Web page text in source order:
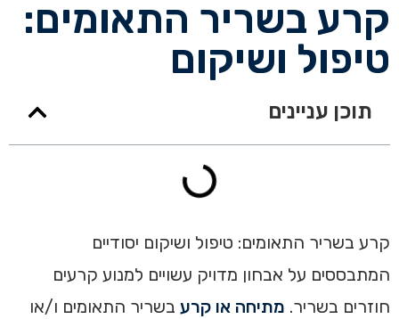
קרע בשריר התאומים:
טיפול ושיקום
תוכן עניינים
קרע בשריר התאומים: טיפול ושיקום יסודיים
המתבססים על אבחון מדויק עשויים למנוע קרעים
חוזרים בשריר. מתיחה או קרע בשריר התאומים ו/או